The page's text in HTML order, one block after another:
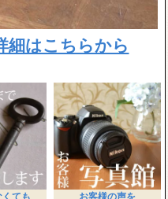
はこちらから
ても
お客様の声を